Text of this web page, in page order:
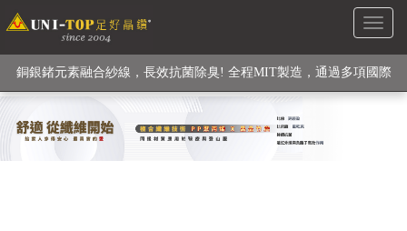
Toggle
級高性能纖維素材), 機能貼身衣物No. 1
銅銀鍺元素融合紗線，長效抗菌除臭! 全程MIT製造，通過多項國際
檢驗
【快來點我】H型銅銀纖維長效PP能量護膝! 支撐. 包覆感. 超透氣.